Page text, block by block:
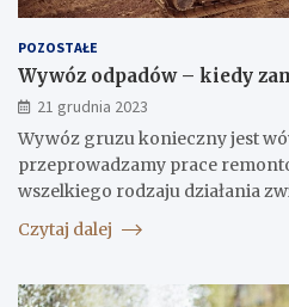
POZOSTAŁE
Wywóz odpadów – kiedy
21 grudnia 2023
Wywóz gruzu konieczny jest
przeprowadzamy prace
wszelkiego rodzaju działania
Czytaj dalej